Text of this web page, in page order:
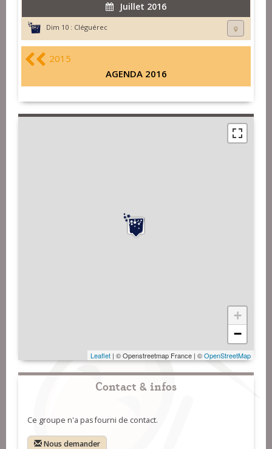
Juillet 2016
Dim 10 : Cléguérec
2015
AGENDA 2016
+
−
Leaflet | © Openstreetmap France | ©OpenStreetMap
Contact & infos
Ce groupe n'a pas fourni de contact.
Nous demander